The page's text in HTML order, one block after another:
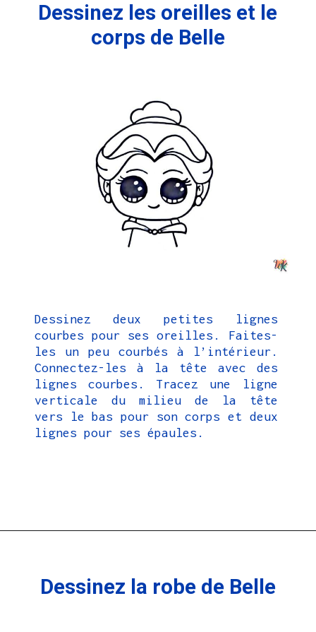
Dessinez les oreilles et le
corps de Belle
Dessinez deux petites lignes
courbes pour ses oreilles. Faites-
les un peu courbés à l’intérieur.
Connectez-les à la tête avec des
lignes courbes. Tracez une ligne
verticale du milieu de la tête
vers le bas pour son corps et deux
lignes pour ses épaules.
Dessinez la robe de Belle